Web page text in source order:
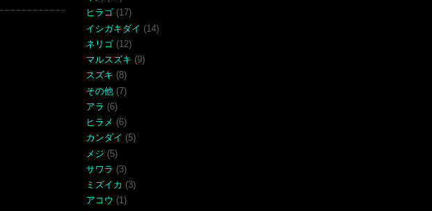
ヒラゴ (17)
イシガキダイ (14)
ネリゴ (12)
マルスズキ (9)
スズキ (8)
その他 (7)
アラ (6)
ヒラメ (6)
カンダイ (5)
メジ (5)
サワラ (3)
ミズイカ (3)
アコウ (1)